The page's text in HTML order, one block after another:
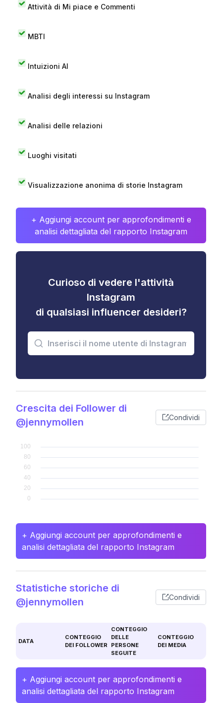
Attività di Mi piace e Commenti
MBTI
Intuizioni AI
Analisi degli interessi su Instagram
Analisi delle relazioni
Luoghi visitati
Visualizzazione anonima di storie Instagram
+ Aggiungi account per approfondimenti e
analisi dettagliata del rapporto Instagram
Curioso di vedere l'attività
Instagram
di qualsiasi influencer desideri?
Crescita dei Follower di
@jennymollen
Condividi
+ Aggiungi account per approfondimenti e
analisi dettagliata del rapporto Instagram
Statistiche storiche di
@jennymollen
Condividi
DATA
CONTEGGIO
DEI FOLLOWER
CONTEGGIO
DELLE
PERSONE
SEGUITE
CONTEGGIO
DEI MEDIA
+ Aggiungi account per approfondimenti e
analisi dettagliata del rapporto Instagram